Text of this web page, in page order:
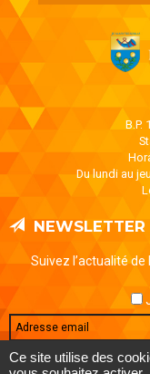
B.P.
Du lundi au
NEWSLETTER
Suivez l’actualité
Ce site utilise des